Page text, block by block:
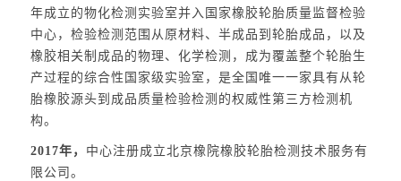
年成立的物化检测实验室并入国家橡胶轮胎质量监督检验
中心，检验检测范围从原材料、半成品到轮胎成品，以及
橡胶相关制成品的物理、化学检测，成为覆盖整个轮胎生
产过程的综合性国家级实验室，是全国唯一一家具有从轮
胎橡胶源头到成品质量检验检测的权威性第三方检测机
构。
2017年， 中心注册成立北京橡院橡胶轮胎检测技术服务有
限公司。